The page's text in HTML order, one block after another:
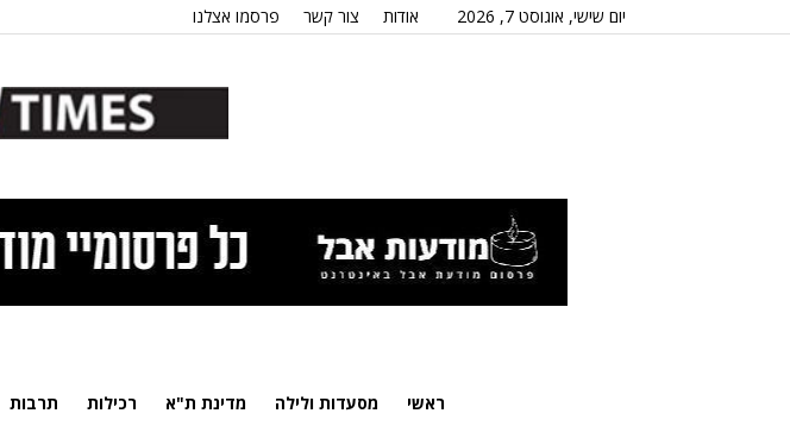
יום שישי, אוגוסט 7, 2026 אודות צור קשר פרסמו אצלנו
ראשי מסעדות ולילה מדינת ת"א רכילות תרבות